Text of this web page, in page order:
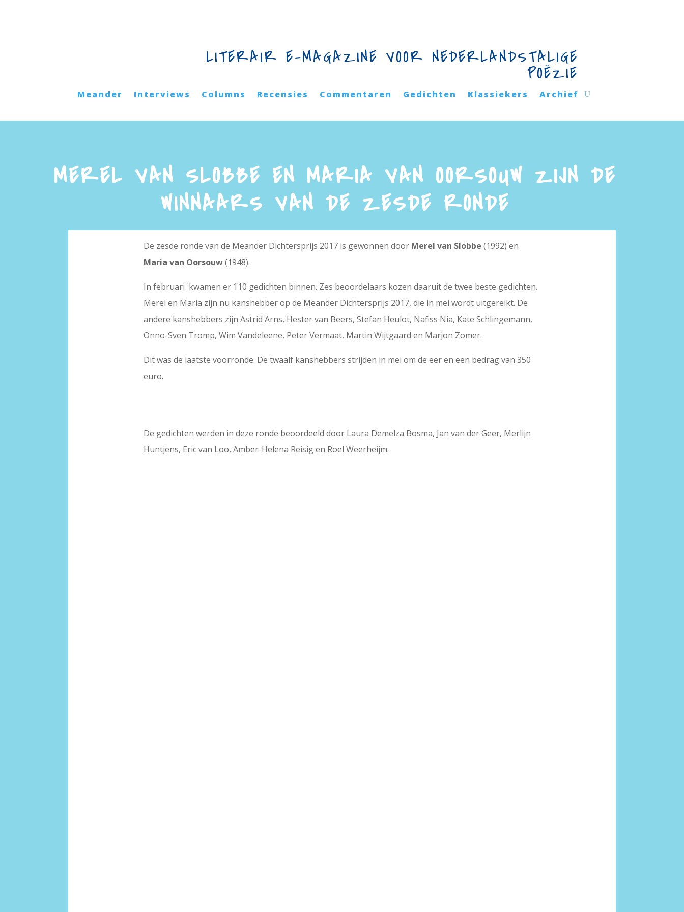
LITERAIR E-MAGAZINE VOOR NEDERLANDSTALIGE
POËZIE
Meander Interviews Columns Recensies Commentaren Gedichten Klassiekers Archief
MEREL VAN SLOBBE EN MARIA VAN OORSOUW ZIJN DE
WINNAARS VAN DE ZESDE RONDE
De zesde ronde van de Meander Dichtersprijs 2017 is gewonnen door Merel van Slobbe (1992) en
Maria van Oorsouw(1948).
In februari kwamen er 110 gedichten binnen. Zes beoordelaars kozen daaruit de twee beste gedichten.
Merel en Maria zijn nu kanshebber op de Meander Dichtersprijs 2017, die in mei wordt uitgereikt. De
andere kanshebbers zijn Astrid Arns, Hester van Beers, Stefan Heulot, Nafiss Nia, Kate Schlingemann,
Onno-Sven Tromp, Wim Vandeleene, Peter Vermaat, Martin Wijtgaard en Marjon Zomer.
Dit was de laatste voorronde. De twaalf kanshebbers strijden in mei om de eer en een bedrag van 350
euro.
De gedichten werden in deze ronde beoordeeld door Laura Demelza Bosma, Jan van der Geer, Merlijn
Huntjens, Eric van Loo, Amber-Helena Reisig en Roel Weerheijm.